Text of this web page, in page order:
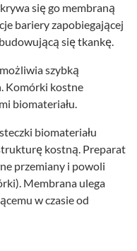
się go membraną
bariery zapobiegającej
się tkankę.
szybką
Komórki kostne
biomateriału.
biomateriału
kostną. Preparat
przemiany i powoli
Membrana ulega
w czasie od